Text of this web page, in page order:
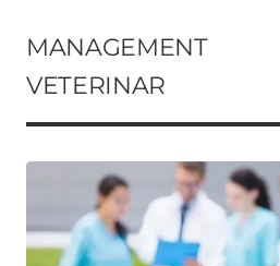
MANAGEMENT
VETERINAR